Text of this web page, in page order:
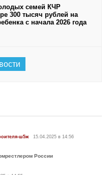
семей КЧР
300 тысяч рублей на
с начала 2026 года
ш5ж 15.04.2025 в 14:56
России